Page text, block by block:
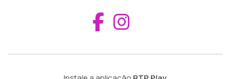
Aceder ao